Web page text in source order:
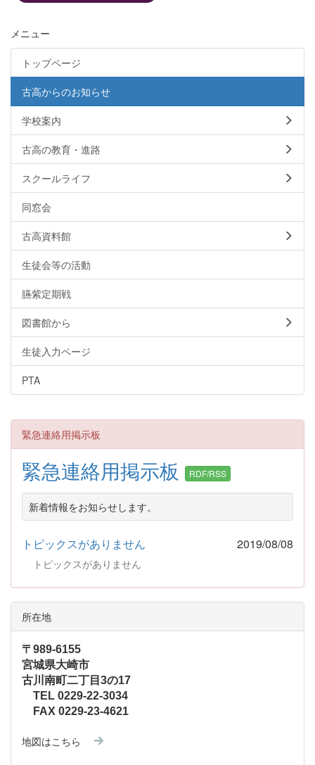
メニュー
トップページ
古高からのお知らせ
学校案内
古高の教育・進路
スクールライフ
同窓会
古高資料館
生徒会等の活動
臙紫定期戦
図書館から
生徒入力ページ
PTA
緊急連絡用掲示板
緊急連絡用掲示板 RDF/RSS
新着情報をお知らせします。
トピックスがありません 2019/08/08
トピックスがありません
所在地
〒989-6155
宮城県大崎市
古川南町二丁目3の17
TEL 0229-22-3034
FAX 0229-23-4621
地図はこちら